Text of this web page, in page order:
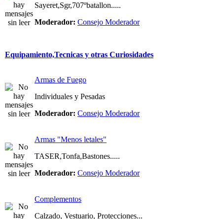
Sayeret,Sgr,707ºbatallon.....
Moderador: Consejo Moderador
Equipamiento,Tecnicas y otras Curiosidades
Armas de Fuego
Individuales y Pesadas
Moderador: Consejo Moderador
Armas "Menos letales"
TASER,Tonfa,Bastones.....
Moderador: Consejo Moderador
Complementos
Calzado, Vestuario, Protecciones...